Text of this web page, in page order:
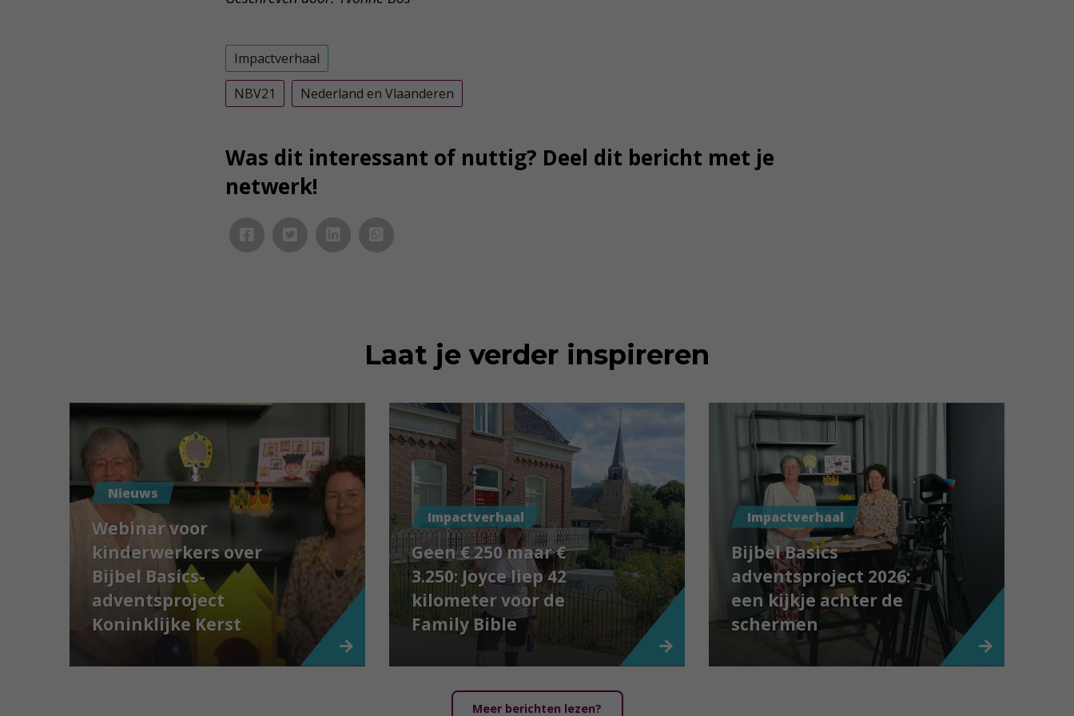
Impactverhaal
NBV21
Nederland en Vlaanderen
Was dit interessant of nuttig? Deel dit bericht met je
netwerk!
Laat je verder inspireren
Nieuws
Webinar voor
kinderwerkers over
Bijbel Basics-
adventsproject
Koninklijke Kerst
Impactverhaal
Geen € 250 maar €
3.250: Joyce liep 42
kilometer voor de
Family Bible
Impactverhaal
Bijbel Basics
adventsproject 2026:
een kijkje achter de
schermen
Meer berichten lezen?